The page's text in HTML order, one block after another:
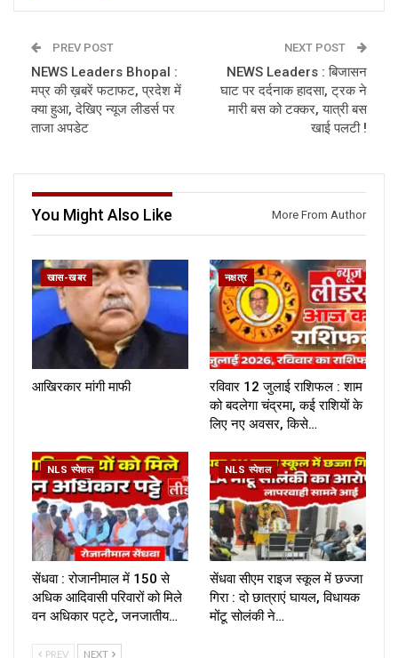
PREV POST
NEWS Leaders Bhopal :
मप्र की ख़बरें फटाफट, प्रदेश में
क्या हुआ, देखिए न्यूज लीडर्स पर
ताजा अपडेट
NEXT POST
NEWS Leaders : बिजासन
घाट पर दर्दनाक हादसा, ट्रक ने
मारी बस को टक्कर, यात्री बस
खाई पलटी !
You Might Also Like More From Author
खास-खबर
आखिरकार मांगी माफी
नक्षत्र
रविवार 12 जुलाई राशिफल : शाम
को बदलेगा चंद्रमा, कई राशियों के
लिए नए अवसर, किसे…
NLS स्पेशल
सेंधवा : रोजानीमाल में 150 से
अधिक आदिवासी परिवारों को मिले
वन अधिकार पट्टे, जनजातीय…
NLS स्पेशल
सेंधवा सीएम राइज स्कूल में छज्जा
गिरा : दो छात्राएं घायल, विधायक
मोंटू सोलंकी ने…
PREV NEXT